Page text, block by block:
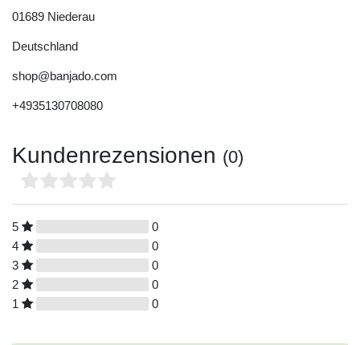
01689 Niederau
Deutschland
shop@banjado.com
+4935130708080
Kundenrezensionen (0)
5
0
4
0
3
0
2
0
1
0